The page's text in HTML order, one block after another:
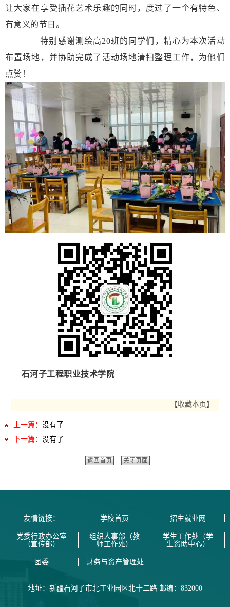
让大家在享受插花艺术乐趣的同时，度过了一个有特色、
有意义的节日。
特别感谢测绘高20班的同学们，精心为本次活动
布置场地，并协助完成了活动场地清扫整理工作，为他们
点赞！
石河子工程职业技术学院
【收藏本页 】
上一篇： 没有了
下一篇： 没有了
返回首页 关闭页面
友情链接： 学校首页 招生就业网
党委行政办公室
（宣传部）
组织人事部（教
师工作处）
学生工作处（学
生资助中心）
团委 财务与资产管理处
地址：新疆石河子市北工业园区北十二路 邮编：832000